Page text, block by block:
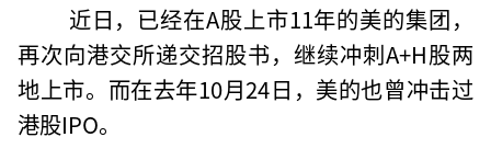
近日，已经在A股上市11年的美的集团，
再次向港交所递交招股书，继续冲刺A+H股两
地上市。而在去年10月24日，美的也曾冲击过
港股IPO。